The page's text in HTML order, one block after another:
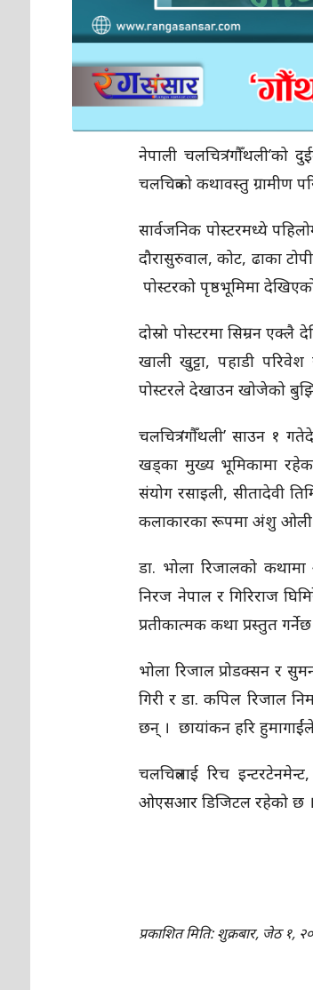
नेपाली चलचित्र ‘गौँथली’को
चलचित्रको कथावस्तु
सार्वजनिक पोस्टरमध्ये
दौरासुरुवाल, कोट, ढाका
पोस्टरको पृष्ठभूमिमा
दोस्रो पोस्टरमा सिम्रन
खाली खुट्टा, पहाडी परिवेश
पोस्टरले देखाउन खोजेको
चलचित्र ‘गौँथली’ साउन १
खड्का मुख्य भूमिकामा रहेका
संयोग रसाइली, सीतादेवी
कलाकारका रूपमा अंशु ओली
डा. भोला रिजालको
निरज नेपाल र गिरिराज
प्रतीकात्मक कथा प्रस्तुत गर्नेछ
भोला रिजाल प्रोडक्सन र
गिरी र डा. कपिल रिजाल
छन् । छायांकन हरि
चलचित्रलाई रिच
ओएसआर डिजिटल रहेको छ ।
प्रकाशित मिति: शुक्रबार, जेठ १,